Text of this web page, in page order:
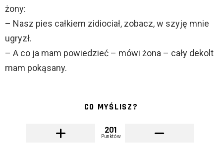
żony:
– Nasz pies całkiem zidiociał, zobacz, w szyję mnie
ugryzł.
– A co ja mam powiedzieć – mówi żona – cały dekolt
mam pokąsany.
CO MYŚLISZ?
201
Punktów